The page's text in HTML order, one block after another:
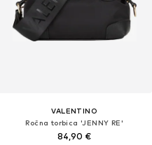
VALENTINO
Ročna torbica 'JENNY RE'
84,90 €